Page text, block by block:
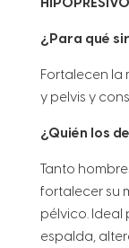
¿Para qué
Fortalecen
y pelvis y
¿Quién los
Tanto
fortalecer su
pélvico. Ideal
espalda,